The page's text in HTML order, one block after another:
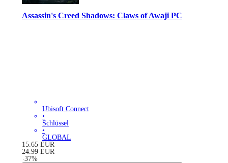
Assassin's Creed Shadows: Claws of Awaji PC
Ubisoft Connect
•
Schlüssel
•
GLOBAL
15.65 EUR
24.99 EUR
-37%